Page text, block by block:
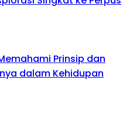
Prinsip dan
dalam Kehidupan